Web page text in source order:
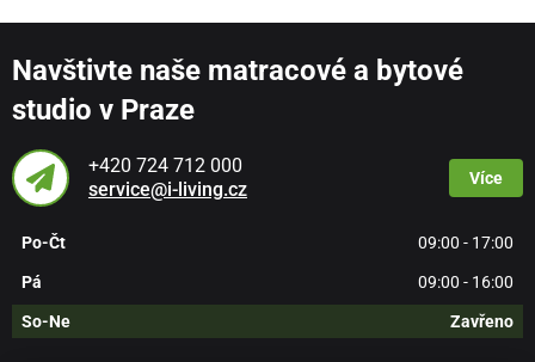
Navštivte naše matracové a bytové
studio v Praze
+420 724 712 000
service@i-living.cz
Více
Po-Čt 09:00 - 17:00
Pá 09:00 - 16:00
So-Ne Zavřeno